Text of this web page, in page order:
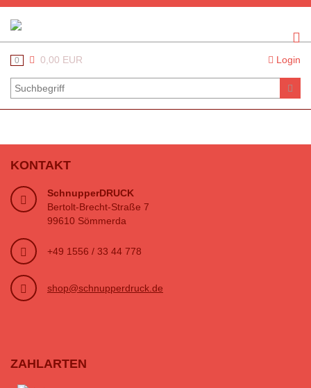
0 0,00 EUR Login
KONTAKT
SchnupperDRUCK
Bertolt-Brecht-Straße 7
99610 Sömmerda
+49 1556 / 33 44 778
shop@schnupperdruck.de
ZAHLARTEN